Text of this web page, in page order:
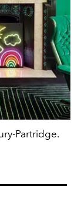
Partridge.